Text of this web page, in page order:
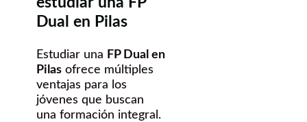
Dual en Pilas
Estudiar una FP Dual en
Pilas ofrece múltiples
ventajas para los
jóvenes que buscan
una formación integral.